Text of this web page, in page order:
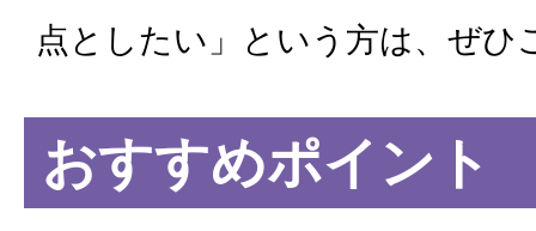
点としたい」という方は、ぜひ
おすすめポイント